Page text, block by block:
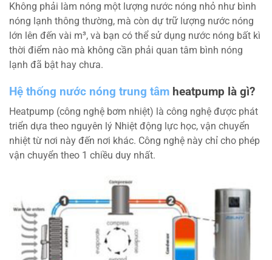
Không phải làm nóng một lượng nước nóng nhỏ như bình
nóng lạnh thông thường, mà còn dự trữ lượng nước nóng
lớn lên đến vài m³, và bạn có thể sử dụng nước nóng bất kì
thời điểm nào mà không cần phải quan tâm bình nóng
lạnh đã bật hay chưa.
Hệ thống nước nóng trung tâm heatpump là gì?
Heatpump (công nghệ bơm nhiệt) là công nghệ được phát
triển dựa theo nguyên lý Nhiệt động lực học, vận chuyển
nhiệt từ nơi này đến nơi khác. Công nghệ này chỉ cho phép
vận chuyển theo 1 chiều duy nhất.